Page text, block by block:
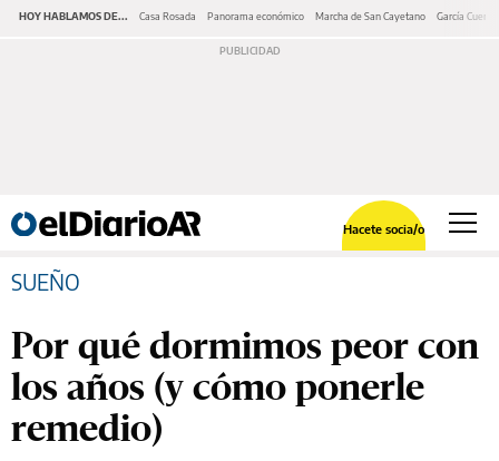
HOY HABLAMOS DE... Casa Rosada Panorama económico Marcha de San Cayetano García Cuerva
Hacete socia/o
SUEÑO
Por qué dormimos peor con
los años (y cómo ponerle
remedio)